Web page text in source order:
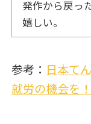
発作から戻っ
嬉しい。
参考：
日本て
就労の機会を！